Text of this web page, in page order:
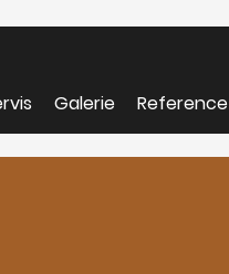
Galerie Reference